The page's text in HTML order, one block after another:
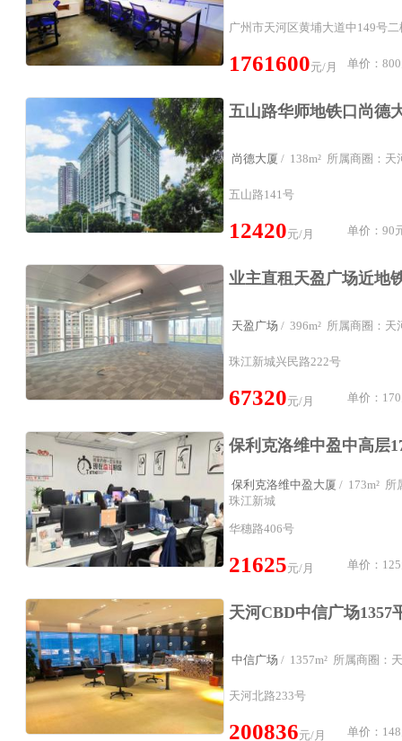
广州市天河区黄埔大道中149号
1761600元/月 单价：800
尚德大厦 / 138m² 所属商圈：天
五山路141号
12420元/月 单价：90
天盈广场 / 396m² 所属商圈：天
珠江新城兴民路222号
67320元/月 单价：170
保利克洛维中盈大厦 / 173m² 所
珠江新城
华穗路406号
21625元/月 单价：125
中信广场 / 1357m² 所属商圈：
天河北路233号
200836元/月 单价：148